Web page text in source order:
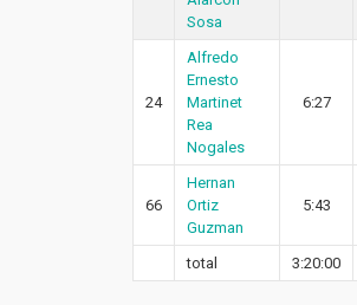
Sosa
24
Alfredo
Ernesto
Martinet
Rea
Nogales
6:27
66
Hernan
Ortiz
Guzman
5:43
total 3:20:00